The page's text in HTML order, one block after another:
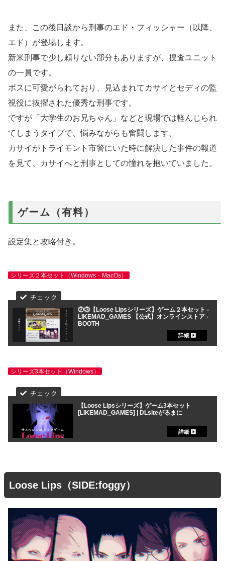
また、この後日談から刑事のエド・フィッシャー（以降、
エド）が登場します。
新米刑事で少し頼りない部分もありますが、捜査ユニット
の一員です。
ボスに可愛がられており、見込まれてカサイとセディの監
視役に抜擢された優秀な刑事です。
ですが「大学生のお兄ちゃん」などと現場では軽んじられ
てしまうタイプで、悩みながらも奮闘します。
カサイがトライモント市警にいた時に解決した事件の報道
を見て、カサイへと刑事としての憧れを抱いていました。
ゲーム（有料）
設定集と攻略付き。
シリーズ２本セット（Windows・MacOs）
②③【Loose Lipsシリーズ】ゲーム２本セット -
LIKEMAD_GAMES 【公式】オンラインストア -
BOOTH
シリーズ3本セット（Windows）
【Loose Lipsシリーズ】ゲーム3本セット
[LIKEMAD_GAMES] | DLsiteがるまに
Loose Lips（SIDE:foggy）